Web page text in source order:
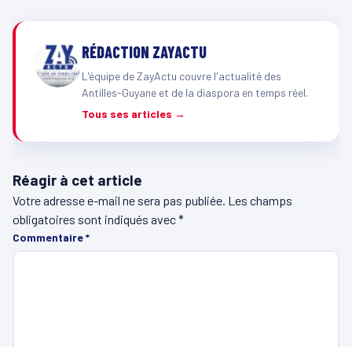
RÉDACTION ZAYACTU
L'équipe de ZayActu couvre l'actualité des
Antilles-Guyane et de la diaspora en temps réel.
Tous ses articles →
Réagir à cet article
Votre adresse e-mail ne sera pas publiée. Les champs
obligatoires sont indiqués avec*
Commentaire*